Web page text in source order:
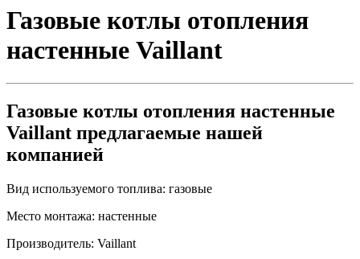
Газовые котлы отопления
настенные Vaillant
Газовые котлы отопления настенные
Vaillant предлагаемые нашей
компанией
Вид используемого топлива: газовые
Место монтажа: настенные
Производитель: Vaillant